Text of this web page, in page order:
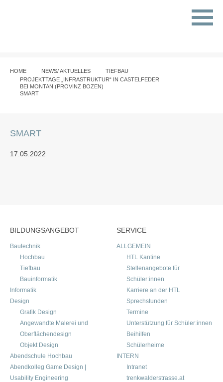
HOME NEWS/ AKTUELLES
TIEFBAU
PROJEKTTAGE „INFRASTRUKTUR“ IN CASTELFEDER
BEI MONTAN (PROVINZ BOZEN)
SMART
SMART
17.05.2022
BILDUNGSANGEBOT
Bautechnik
Hochbau
Tiefbau
Bauinformatik
Informatik
Design
Grafik Design
Angewandte Malerei und
Oberflächendesign
Objekt Design
Abendschule Hochbau
Abendkolleg Game Design |
Usability Engineering
SERVICE
ALLGEMEIN
HTL Kantine
Stellenangebote für
Schüler:innen
Karriere an der HTL
Sprechstunden
Termine
Unterstützung für Schüler:innen
Beihilfen
Schülerheime
INTERN
Intranet
trenkwalderstrasse.at